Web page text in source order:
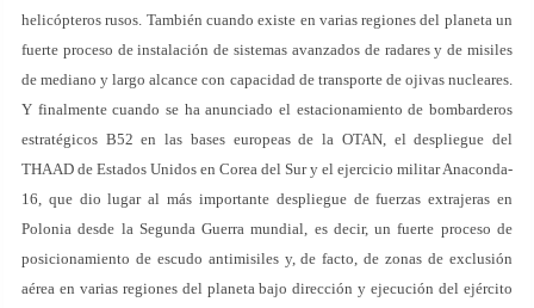
helicópteros rusos. También cuando existe en varias regiones del planeta un
fuerte proceso de instalación de sistemas avanzados de radares y de misiles
de mediano y largo alcance con capacidad de transporte de ojivas nucleares.
Y finalmente cuando se ha anunciado el estacionamiento de bombarderos
estratégicos B52 en las bases europeas de la OTAN, el despliegue del
THAAD de Estados Unidos en Corea del Sur y el ejercicio militar Anaconda-
16, que dio lugar al más importante despliegue de fuerzas extrajeras en
Polonia desde la Segunda Guerra mundial, es decir, un fuerte proceso de
posicionamiento de escudo antimisiles y, de facto, de zonas de exclusión
aérea en varias regiones del planeta bajo dirección y ejecución del ejército